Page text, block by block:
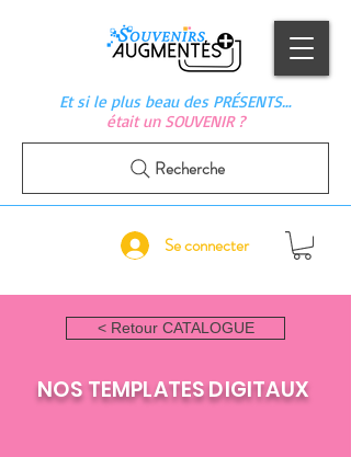
Et si le plus beau des PRÉSENTS…
était un SOUVENIR ?
Se connecter
Recherche
< Retour CATALOGUE
NOS TEMPLATES DIGITAUX